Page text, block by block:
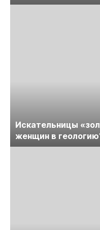
Искательницы
женщин в